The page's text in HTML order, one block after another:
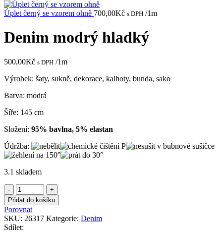
Úplet černý se vzorem ohně 700,00Kč s DPH /1m
Denim modrý hladký
500,00Kč s DPH /1m
Výrobek: šaty, sukně, dekorace, kalhoty, bunda, sako
Barva: modrá
Šíře: 145 cm
Složení: 95% bavlna, 5% elastan
Údržba:
3.1 skladem
Denim
modrý
hladký
množství
Přidat do košíku
Porovnat
SKU: 26317 Kategorie: Denim
Sdílet: